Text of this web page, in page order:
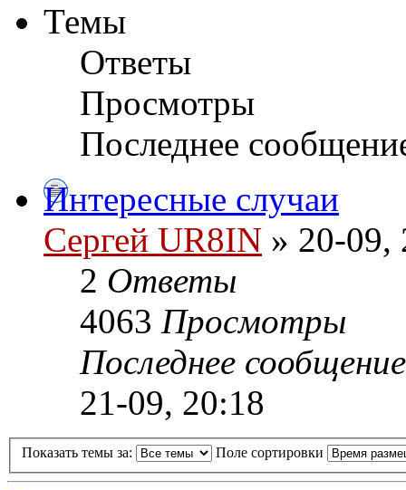
Темы
Ответы
Просмотры
Последнее
Интересные случаи
Сергей UR8IN » 20-09,
2 Ответы
4063 Просмотры
Последнее
21-09, 20:18
Показать темы за: Поле сортировки